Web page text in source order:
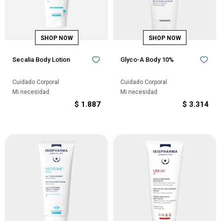
Secalia Body Lotion
Cuidado Corporal
Mi necesidad
$ 1.887
Glyco-A Body 10%
Cuidado Corporal
Mi necesidad
$ 3.314